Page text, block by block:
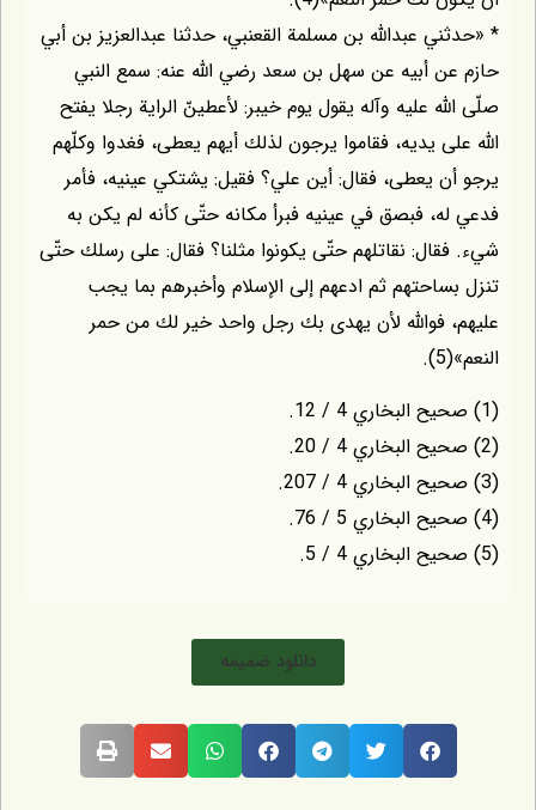
* «حدثني عبداللّه بن مسلمة القعنبي، حدثنا عبدالعزيز بن أبي
حازم عن أبيه عن سهل بن سعد رضي اللّه عنه: سمع النبي
صلّى اللّه عليه وآله يقول يوم خيبر: لأعطينّ الراية رجلا يفتح
اللّه على يديه، فقاموا يرجون لذلك أيهم يعطى، فغدوا وكلّهم
يرجو أن يعطى، فقال: أين علي؟ فقيل: يشتكي عينيه، فأمر
فدعي له، فبصق في عينيه فبرأ مكانه حتّى كأنه لم يكن به
شيء. فقال: نقاتلهم حتّى يكونوا مثلنا؟ فقال: على رسلك حتّى
تنزل بساحتهم ثم ادعهم إلى الإسلام وأخبرهم بما يجب
عليهم، فواللّه لأن يهدى بك رجل واحد خير لك من حمر
النعم»(5).
(1) صحيح البخاري 4 / 12.
(2) صحيح البخاري 4 / 20.
(3) صحيح البخاري 4 / 207.
(4) صحيح البخاري 5 / 76.
(5) صحيح البخاري 4 / 5.
دانلود ضمیمه